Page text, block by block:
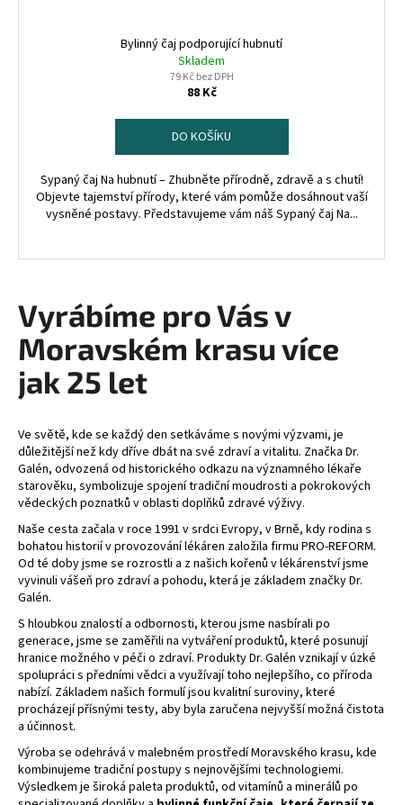
Bylinný čaj podporující hubnutí
Skladem
79 Kč bez DPH
88 Kč
DO KOŠÍKU
Sypaný čaj Na hubnutí – Zhubněte přírodně, zdravě a s chutí!
Objevte tajemství přírody, které vám pomůže dosáhnout vaší
vysněné postavy. Představujeme vám náš Sypaný čaj Na...
Vyrábíme pro Vás v
Moravském krasu více
jak 25 let
Ve světě, kde se každý den setkáváme s novými výzvami, je
důležitější než kdy dříve dbát na své zdraví a vitalitu. Značka Dr.
Galén, odvozená od historického odkazu na významného lékaře
starověku, symbolizuje spojení tradiční moudrosti a pokrokových
vědeckých poznatků v oblasti doplňků zdravé výživy.
Naše cesta začala v roce 1991 v srdci Evropy, v Brně, kdy rodina s
bohatou historií v provozování lékáren založila firmu PRO-REFORM.
Od té doby jsme se rozrostli a z našich kořenů v lékárenství jsme
vyvinuli vášeň pro zdraví a pohodu, která je základem značky Dr.
Galén.
S hloubkou znalostí a odbornosti, kterou jsme nasbírali po
generace, jsme se zaměřili na vytváření produktů, které posunují
hranice možného v péči o zdraví. Produkty Dr. Galén vznikají v úzké
spolupráci s předními vědci a využívají toho nejlepšího, co příroda
nabízí. Základem našich formulí jsou kvalitní suroviny, které
procházejí přísnými testy, aby byla zaručena nejvyšší možná čistota
a účinnost.
Výroba se odehrává v malebném prostředí Moravského krasu, kde
kombinujeme tradiční postupy s nejnovějšími technologiemi.
Výsledkem je široká paleta produktů, od vitamínů a minerálů po